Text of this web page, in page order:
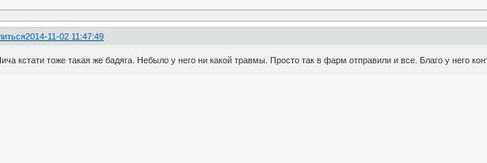
2014-11-02 11:47:49
кстати тоже такая же бадяга. Небыло у него ни какой травмы. Просто так в фарм отправили и все. Благо у него